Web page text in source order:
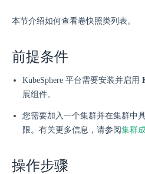
本节介绍如何查看卷快照类列表。
前提条件
KubeSphere 平台需要安装并启用
展组件。
您需要加入一个集群并在集群中
限。有关更多信息，请参阅集群
操作步骤